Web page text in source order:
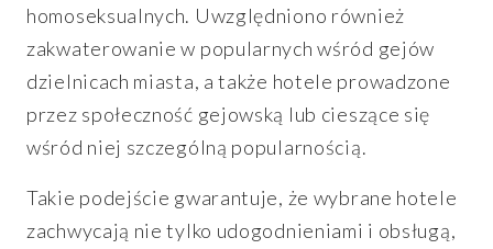
homoseksualnych. Uwzględniono również
zakwaterowanie w popularnych wśród gejów
dzielnicach miasta, a także hotele prowadzone
przez społeczność gejowską lub cieszące się
wśród niej szczególną popularnością.
Takie podejście gwarantuje, że wybrane hotele
zachwycają nie tylko udogodnieniami i obsługą,